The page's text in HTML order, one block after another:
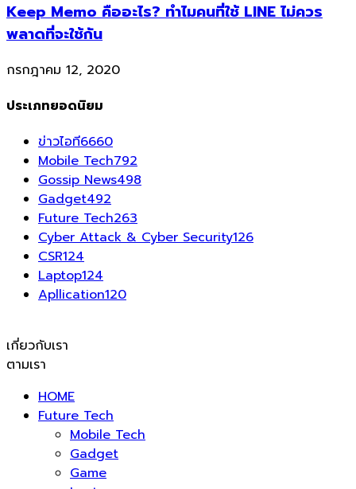
Keep Memo คืออะไร? ทำไมคนที่ใช้ LINE ไม่ควร
พลาดที่จะใช้กัน
กรกฎาคม 12, 2020
ประเภทยอดนิยม
ข่าวไอที6660
Mobile Tech792
Gossip News498
Gadget492
Future Tech263
Cyber Attack & Cyber Security126
CSR124
Laptop124
Apllication120
เกี่ยวกับเรา
ตามเรา
HOME
Future Tech
Mobile Tech
Gadget
Game